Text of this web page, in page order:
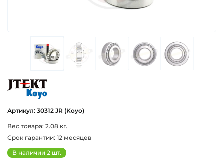
Артикул: 30312 JR (Koyo)
Вес товара: 2.08 кг.
Срок гарантии: 12 месяцев
В наличии 2 шт.